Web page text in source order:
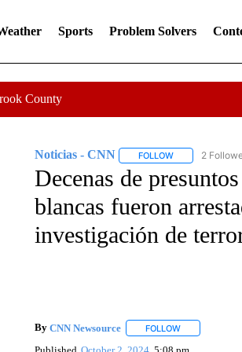
Sports Problem Solvers
County
Noticias - CNN FOLLOWFOLLOW
2
Decenas de
blancas fueron
investigación de
By CNN Newsource FOLLOWFOLLOW "" TO